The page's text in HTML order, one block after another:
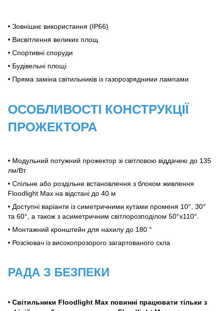
• Зовнішнє використання (IP66)
• Висвітлення великих площ
• Спортивні споруди
• Будівельні площі
• Пряма заміна світильників із газорозрядними лампами
ОСОБЛИВОСТІ КОНСТРУКЦІЇ
ПРОЖЕКТОРА
• Модульний потужний прожектор зі світловою віддачею до 135
лм/Вт
• Спільне або роздільне встановлення з блоком живлення
Floodlight Max на відстані до 40 м
• Доступні варіанти із симетричними кутами променя 10°, 30°
та 60°, а також з асиметричним світлорозподілом 50°x110°.
• Монтажний кронштейн для нахилу до 180 °
• Розсіювач із високопрозорого загартованого скла
РАДА З БЕЗПЕКИ
• Світильники Floodlight Max повинні працювати тільки з